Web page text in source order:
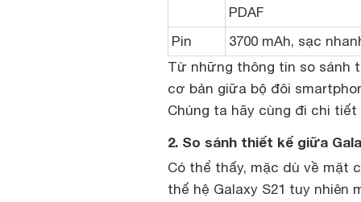
PDAF
Pin
3700 mAh, sạc
Từ những thông tin so sánh
cơ bản giữa bộ đôi
Chúng ta hãy cùng đi chi
2. So sánh thiết kế giữa
Có thể thấy, mặc dù về mặt
thế hệ Galaxy S21 tuy nhiên